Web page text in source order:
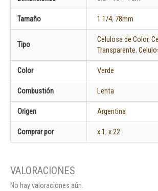
Tamaño 1 1/4, 78mm
Tipo
Celulosa de Color,
Transparente,
Color Verde
Combustión Lenta
Origen Argentina
Comprar por x 1, x 22
No hay valoraciones aún.